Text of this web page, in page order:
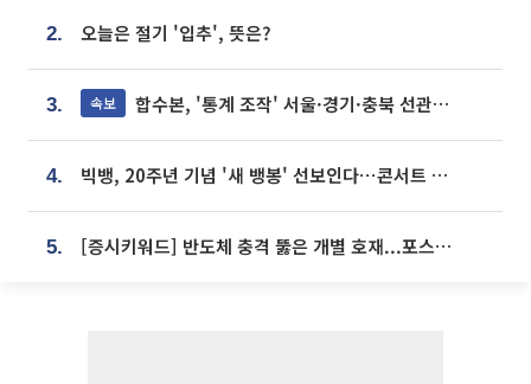
2. 오늘은 절기 '입추', 뜻은?
3. 속보 합수본, '통계 조작' 서울·경기·충북 선관위 등 추가 압수수색
4. 빅뱅, 20주년 기념 '새 뱅봉' 선보인다⋯콘서트 앞두고 팝업 개최
5. [증시키워드] 반도체 충격 뚫은 개별 호재...포스코퓨처엠·에코프로·한화솔루션 '눈길'